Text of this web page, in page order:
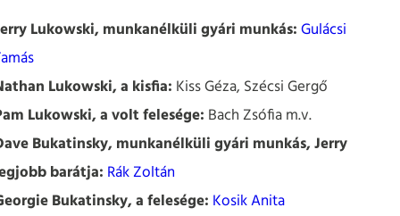
Lukowski, munkanélküli gyári munkás:Gulácsi
Lukowski, a kisfia: Kiss Géza, Szécsi Gergő
Lukowski, a volt felesége: Bach Zsófia m.v.
Bukatinsky, munkanélküli gyári munkás, Jerry
barátja: Rák Zoltán
Bukatinsky, a felesége: Kosik Anita